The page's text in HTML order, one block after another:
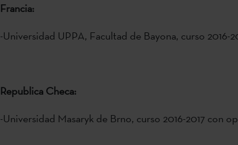
Francia:
-Universidad UPPA, Facultad de Bayona, curso 2016-
Republica Checa:
-Universidad Masaryk de Brno, curso 2016-2017 con